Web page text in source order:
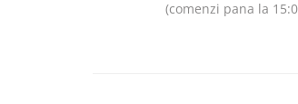
(comenzi pana la